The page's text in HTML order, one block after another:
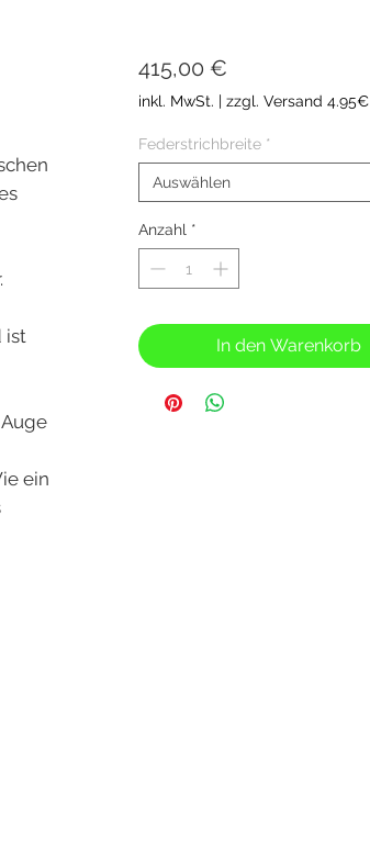
ist
ein
415,00 €
inkl. MwSt. |zzgl. Versand 4.95€
Federstrichbreite *
Auswählen
Anzahl *
In den Warenkorb